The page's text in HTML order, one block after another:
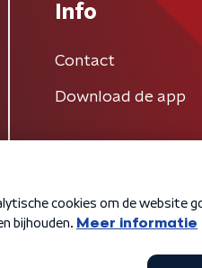
Info
Contact
Download de app